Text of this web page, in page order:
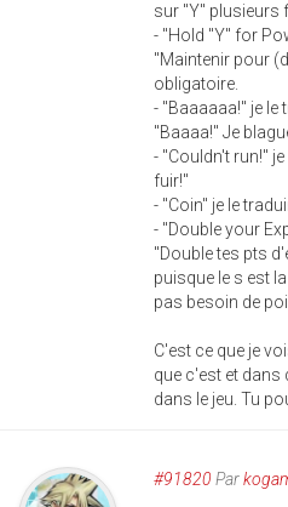
sur "Y" plusieurs
- "Hold "Y" for
"Maintenir pour
obligatoire.
- "Baaaaaa!" je le
"Baaaa!" Je
- "Couldn't run!"
fuir!"
- "Coin" je le
- "Double your
"Double tes pts
puisque le s est
pas besoin de
C'est ce que je
que c'est et
dans le jeu. Tu
#91820 Par